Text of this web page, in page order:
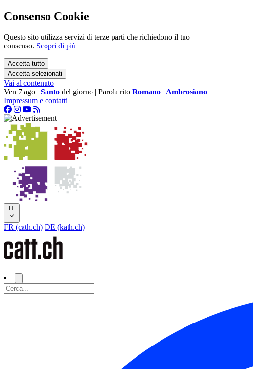
Consenso Cookie
Questo sito utilizza servizi di terze parti che richiedono il tuo
consenso. Scopri di più
Accetta tutto
Accetta selezionati
Vai al contenuto
Ven 7 ago | Santo del giorno | Parola rito Romano | Ambrosiano
Impressum e contatti |
IT
FR (cath.ch) DE (kath.ch)